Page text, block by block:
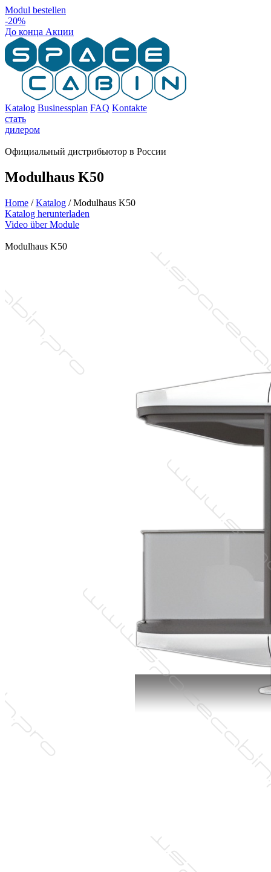
Modul bestellen
-20%
До конца Акции
Katalog Businessplan FAQ Kontakte
стать
дилером
Официальный дистрибьютор в России
Modulhaus K50
Home /Katalog /Modulhaus K50
Katalog herunterladen
Video über Module
Modulhaus K50